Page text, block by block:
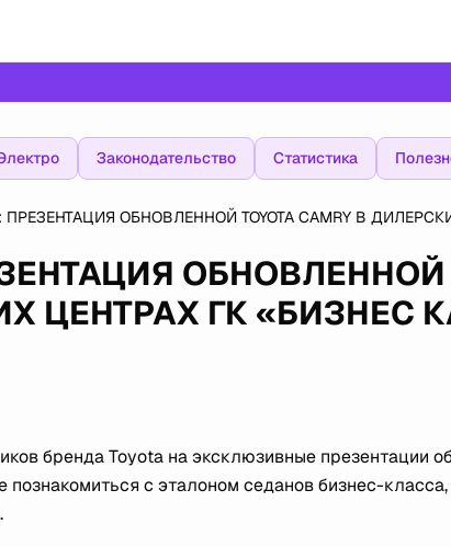
Законодательство Статистика
ОБНОВЛЕННОЙ TOYOTA CAMRY В
ОБНОВЛЕННОЙ
ЦЕНТРАХ ГК «БИЗНЕС
бренда Toyota на эксклюзивные презентации
познакомиться с эталоном седанов бизнес-